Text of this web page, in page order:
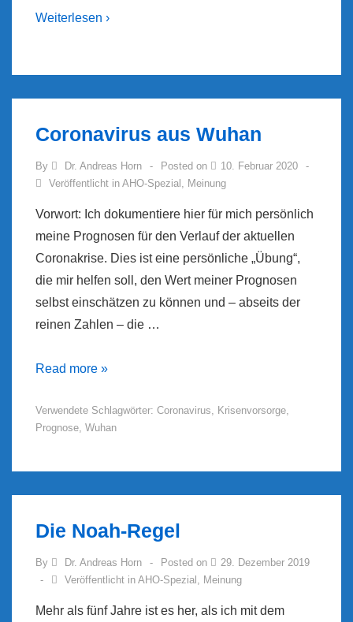
Weiterlesen ›
Coronavirus aus Wuhan
By Dr. Andreas Horn Posted on
10. Februar 2020
Veröffentlicht in AHO-Spezial , Meinung
Vorwort: Ich dokumentiere hier für mich persönlich
meine Prognosen für den Verlauf der aktuellen
Coronakrise. Dies ist eine persönliche „Übung“,
die mir helfen soll, den Wert meiner Prognosen
selbst einschätzen zu können und – abseits der
reinen Zahlen – die …
Coronavirus
Wuhan
Read more »
Verwendete Schlagwörter: Coronavirus, Krisenvorsorge,
Prognose, Wuhan
Die Noah-Regel
By Dr. Andreas Horn Posted on
29. Dezember 2019
Veröffentlicht in AHO-Spezial , Meinung
Mehr als fünf Jahre ist es her, als ich mit dem